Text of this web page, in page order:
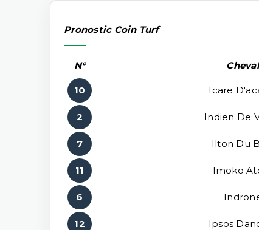
Pronostic Coin Turf
N° Cheval
10 Icare
2 Indien De
7 Ilton Du
11 Imoko
6
12 Ipsos